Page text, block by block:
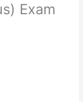
Exam